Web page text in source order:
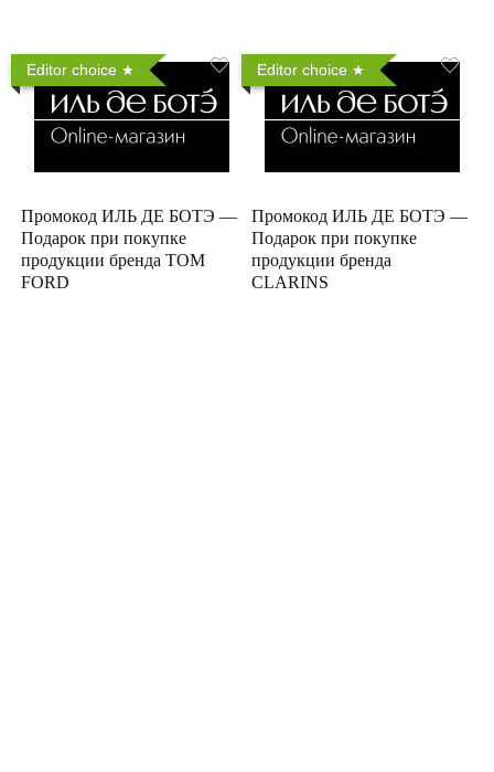
Editor choice
Промокод ИЛЬ ДЕ БОТЭ —
Подарок при покупке
продукции бренда TOM
FORD
Editor choice
Промокод ИЛЬ ДЕ БОТЭ —
Подарок при покупке
продукции бренда
CLARINS